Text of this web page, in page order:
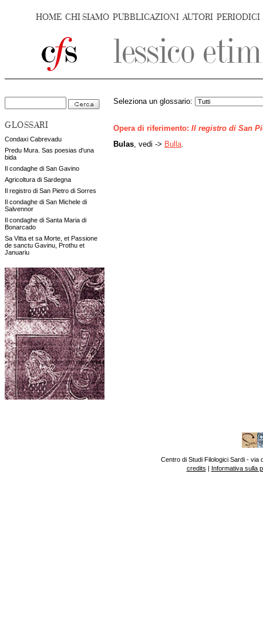
HOME CHI SIAMO PUBBLICAZIONI AUTORI PERIODICI
GLOSSARI
Condaxi Cabrevadu
Predu Mura. Sas poesias d'una
bida
Il condaghe di San Gavino
Agricoltura di Sardegna
Il registro di San Pietro di Sorres
Il condaghe di San Michele di
Salvennor
Il condaghe di Santa Maria di
Bonarcado
Sa Vitta et sa Morte, et Passione
de sanctu Gavinu, Prothu et
Januariu
Seleziona un glossario:
Opera di riferimento: Il registro di San
Bulas , vedi -> Bulla
Centro di Studi Filologici Sardi - via
credits | Informativa sulla